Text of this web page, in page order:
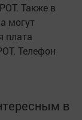
Также в
могут
плата
Телефон
в